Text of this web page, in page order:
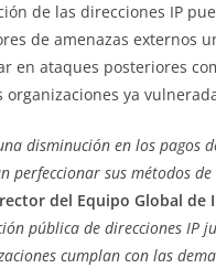
de las direcciones IP
de amenazas externos
en ataques posteriores
ya
disminución en los pagos
perfeccionar sus métodos
del Equipo Global de
pública de direcciones IP
cumplan con las